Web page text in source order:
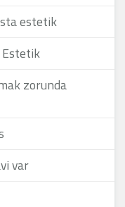
estetik
zorunda
var